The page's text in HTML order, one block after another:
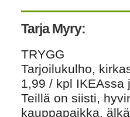
Tarja Myry:
TRYGG
Tarjoilukulho,
1,99 / kpl IKEAssa
Teillä on siisti,
kauppapaikka,